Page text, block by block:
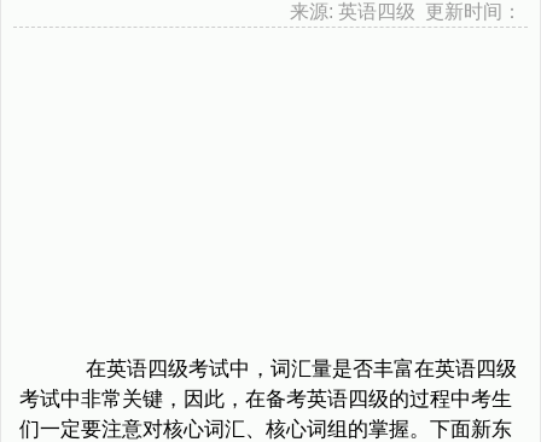
来源: 英语四级 更新时间：
在英语四级考试中，词汇量是否丰富在英语四级
考试中非常关键，因此，在备考英语四级的过程中考生
们一定要注意对核心词汇、核心词组的掌握。下面新东